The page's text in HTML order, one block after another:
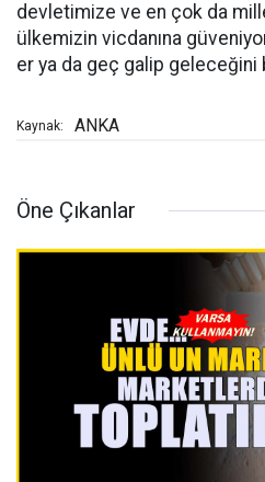
devletimize ve en çok da
ülkemizin vicdanına
er ya da geç galip geleceğini
Kaynak: ANKA
Öne Çıkanlar